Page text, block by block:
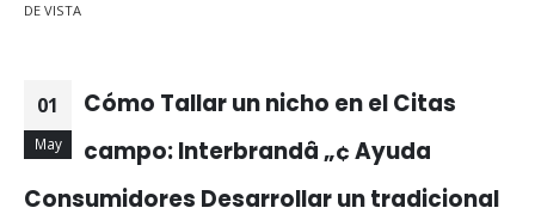
DE VISTA
01
May
Cómo Tallar un nicho en el Citas
campo: Interbrandâ „¢ Ayuda
Consumidores Desarrollar un tradicional